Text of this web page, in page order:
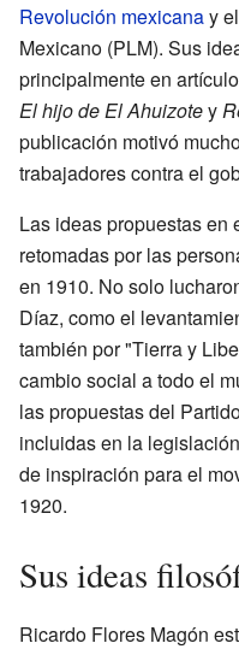
Revolución mexicanay
Mexicano (PLM). Sus
principalmente en
El hijo de El Ahuizotey
publicación motivó
trabajadores contra el
Las ideas propuestas en
retomadas por las
en 1910. No solo
Díaz, como el
también por "Tierra y
cambio social a todo el
las propuestas del
incluidas en la
de inspiración para el
1920.
Sus ideas
Ricardo Flores Magón